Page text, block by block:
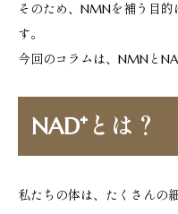
そのため、NMNを補う目的
す。
今回のコラムは、NMNと
NAD⁺とは？
私たちの体は、たくさんの